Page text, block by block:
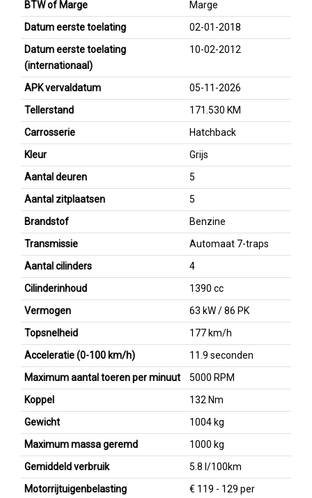
BTW of Marge
Marge
Datum eerste toelating
02-01-2018
Datum eerste toelating
(internationaal)
10-02-2012
APK vervaldatum
05-11-2026
Tellerstand
171.530 KM
Carrosserie
Hatchback
Kleur
Grijs
Aantal deuren
5
Aantal zitplaatsen
5
Brandstof
Benzine
Transmissie
Automaat 7-traps
Aantal cilinders
4
Cilinderinhoud
1390 cc
Vermogen
63 kW / 86 PK
Topsnelheid
177 km/h
Acceleratie (0-100 km/h)
11.9 seconden
Maximum aantal toeren per minuut
5000 RPM
Koppel
132 Nm
Gewicht
1004 kg
Maximum massa geremd
1000 kg
Gemiddeld verbruik
5.8 l/100km
Motorrijtuigenbelasting
€ 119 - 129 per